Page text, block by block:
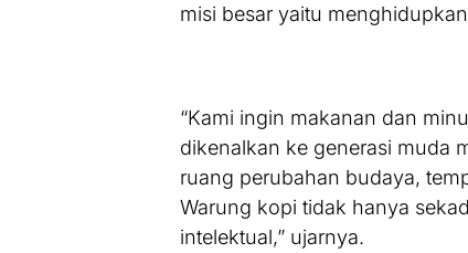
misi besar yaitu
“Kami ingin makanan dan
dikenalkan ke generasi muda
ruang perubahan budaya,
Warung kopi tidak hanya
intelektual,” ujarnya.